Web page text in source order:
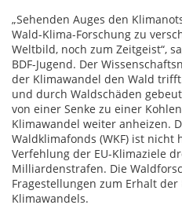
„Sehenden Auges den
Wald-Klima-Forschung zu
Weltbild, noch zum Zeitgeist“,
BDF-Jugend. Der
der Klimawandel den Wald
und durch Waldschäden
von einer Senke zu einer
Klimawandel weiter anheizen.
Waldklimafonds (WKF) ist
Verfehlung der EU-Klimaziele
Milliardenstrafen. Die
Fragestellungen zum Erhalt
Klimawandels.